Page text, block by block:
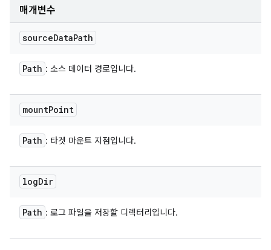
매개변수
sourceDataPath
Path : 소스 데이터 경로입니다.
mountPoint
Path : 타겟 마운트 지점입니다.
logDir
Path : 로그 파일을 저장할 디렉터리입니다.